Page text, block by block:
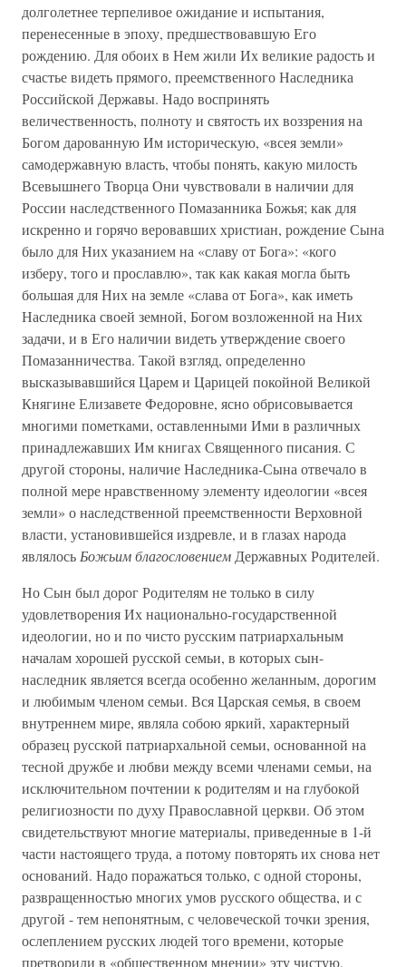
долголетнее терпеливое ожидание и испытания,
перенесенные в эпоху, предшествовавшую Его
рождению. Для обоих в Нем жили Их великие радость и
счастье видеть прямого, преемственного Наследника
Российской Державы. Надо воспринять
величественность, полноту и святость их воззрения на
Богом дарованную Им историческую, «всея земли»
самодержавную власть, чтобы понять, какую милость
Всевышнего Творца Они чувствовали в наличии для
России наследственного Помазанника Божья; как для
искренно и горячо веровавших христиан, рождение Сына
было для Них указанием на «славу от Бога»: «кого
изберу, того и прославлю», так как какая могла быть
большая для Них на земле «слава от Бога», как иметь
Наследника своей земной, Богом возложенной на Них
задачи, и в Его наличии видеть утверждение своего
Помазанничества. Такой взгляд, определенно
высказывавшийся Царем и Царицей покойной Великой
Княгине Елизавете Федоровне, ясно обрисовывается
многими пометками, оставленными Ими в различных
принадлежавших Им книгах Священного писания. С
другой стороны, наличие Наследника-Сына отвечало в
полной мере нравственному элементу идеологии «всея
земли» о наследственной преемственности Верховной
власти, установившейся издревле, и в глазах народа
являлось Божьим благословением Державных Родителей.
Но Сын был дорог Родителям не только в силу
удовлетворения Их национально-государственной
идеологии, но и по чисто русским патриархальным
началам хорошей русской семьи, в которых сын-
наследник является всегда особенно желанным, дорогим
и любимым членом семьи. Вся Царская семья, в своем
внутреннем мире, являла собою яркий, характерный
образец русской патриархальной семьи, основанной на
тесной дружбе и любви между всеми членами семьи, на
исключительном почтении к родителям и на глубокой
религиозности по духу Православной церкви. Об этом
свидетельствуют многие материалы, приведенные в 1-й
части настоящего труда, а потому повторять их снова нет
оснований. Надо поражаться только, с одной стороны,
развращенностью многих умов русского общества, и с
другой - тем непонятным, с человеческой точки зрения,
ослеплением русских людей того времени, которые
претворили в «общественном мнении» эту чистую,